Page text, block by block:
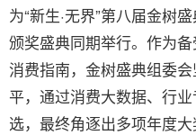
为“新生·无界”第八届金树
颁奖盛典同期举行。作为
消费指南，金树盛典组委
平，通过消费大数据、行
选，最终角逐出多项年度